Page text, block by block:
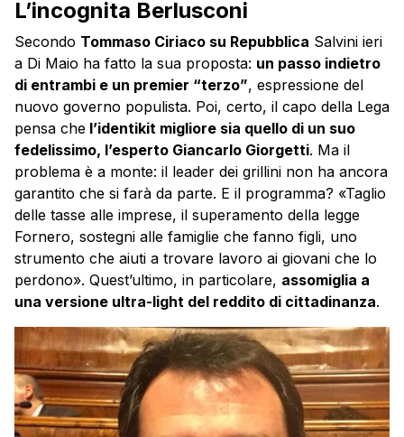
L’incognita Berlusconi
Secondo Tommaso Ciriaco su Repubblica Salvini ieri
a Di Maio ha fatto la sua proposta: un passo indietro
di entrambi e un premier “terzo”, espressione del
nuovo governo populista. Poi, certo, il capo della Lega
pensa che l’identikit migliore sia quello di un suo
fedelissimo, l’esperto Giancarlo Giorgetti. Ma il
problema è a monte: il leader dei grillini non ha ancora
garantito che si farà da parte. E il programma? «Taglio
delle tasse alle imprese, il superamento della legge
Fornero, sostegni alle famiglie che fanno figli, uno
strumento che aiuti a trovare lavoro ai giovani che lo
perdono». Quest’ultimo, in particolare, assomiglia a
una versione ultra-light del reddito di cittadinanza.